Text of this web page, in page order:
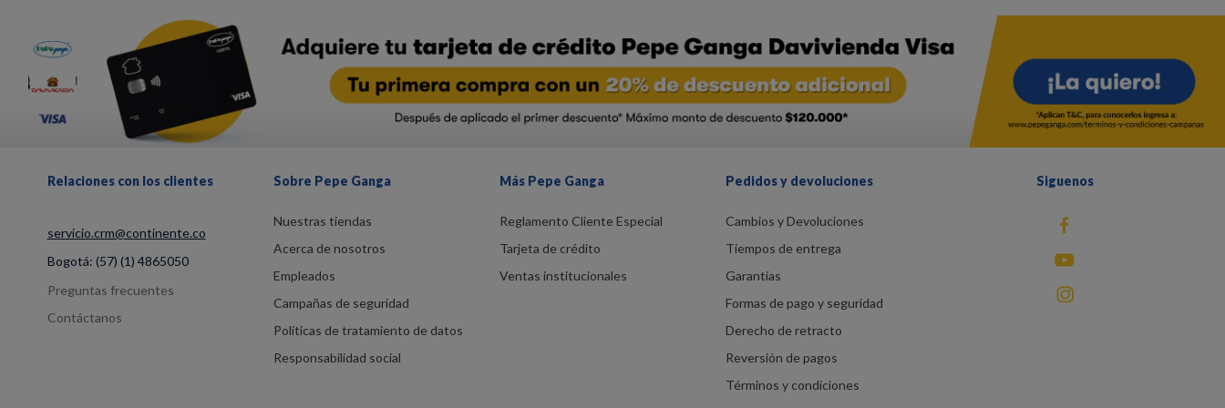
Relaciones con los clientes
servicio.crm@continente.co
Bogotá: (57) (1) 4865050
Preguntas frecuentes
Contáctanos
Sobre Pepe Ganga
Nuestras tiendas
Acerca de nosotros
Empleados
Campañas de seguridad
Políticas de tratamiento de datos
Responsabilidad social
Más Pepe Ganga
Reglamento Cliente Especial
Tarjeta de crédito
Ventas institucionales
Pedidos y devoluciones
Cambios y Devoluciones
Tiempos de entrega
Garantías
Formas de pago y seguridad
Derecho de retracto
Reversión de pagos
Términos y condiciones
Siguenos
fb
You Tube
instagram